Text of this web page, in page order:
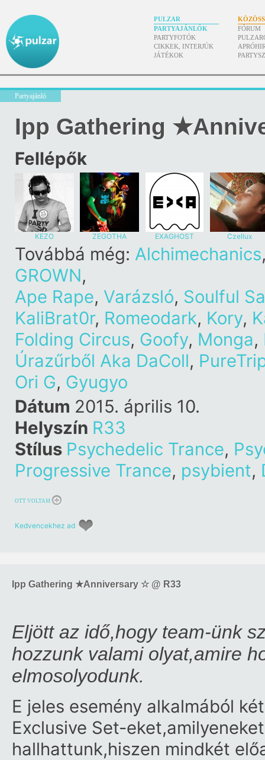
PULZAR
PARTYAJÁNLÓK
PARTYFOTÓK
CIKKEK, INTERJÚK
JÁTÉKOK
FÓRUM
Partyajánló
Ipp Gathering
Fellépők
KEZO ZEGOTHA EXAGHOST Czellux
Továbbá még: Alchimechanics
GROWN,
Ape Rape, Varázsló, Soulful
KaliBrat0r, Romeodark, Kory,
Folding Circus, Goofy, Monga,
Úrazűrből Aka DaColl,
Ori G, Gyugyo
Dátum 2015. április 10.
Helyszín R33
Stílus Psychedelic Trance,
Progressive Trance, psybient,
OTT VOLTAM
Kedvencekhez ad
Ipp Gathering ★Anniversary ☆ @ R33
Eljött az idő,hogy team-ünk
hozzunk valami olyat,amire
elmosolyodunk.
E jeles esemény alkalmából
Exclusive Set-
hallhattunk,hiszen mindkét